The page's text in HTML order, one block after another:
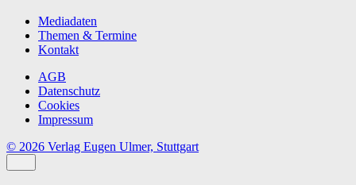
Mediadaten
Themen & Termine
Kontakt
AGB
Datenschutz
Cookies
Impressum
© 2026 Verlag Eugen Ulmer, Stuttgart